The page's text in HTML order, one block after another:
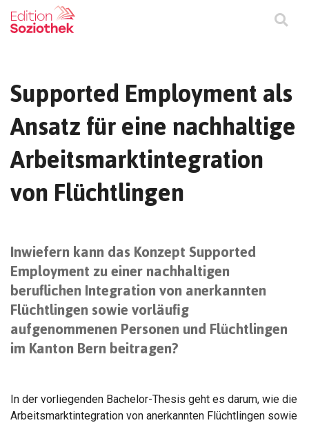
Supported Employment als
Ansatz für eine nachhaltige
Arbeitsmarktintegration
von Flüchtlingen
Inwiefern kann das Konzept Supported
Employment zu einer nachhaltigen
beruflichen Integration von anerkannten
Flüchtlingen sowie vorläufig
aufgenommenen Personen und Flüchtlingen
im Kanton Bern beitragen?
In der vorliegenden Bachelor-Thesis geht es darum, wie die
Arbeitsmarktintegration von anerkannten Flüchtlingen sowie